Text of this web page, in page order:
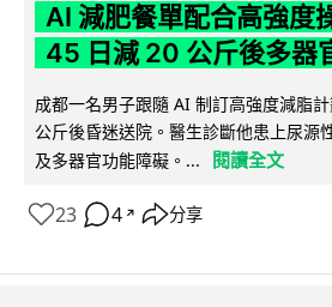
AI 減肥餐單配合高強
45 日減 20 公斤後多器
成都一名男子跟隨 AI 制訂高強度減脂
公斤後昏迷送院。醫生診斷他患上尿源
及多器官功能障礙。...
閱讀全文
23 4 ↗ 分享